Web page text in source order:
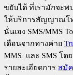
ขยับได้ ที่เรามักจะ
ให้บริการสัญญาณโท
นั่นเอง SMS/MMS
เดือนจากทางค่าย
MMS และ SMS โด
รายละเอียดการ สมั